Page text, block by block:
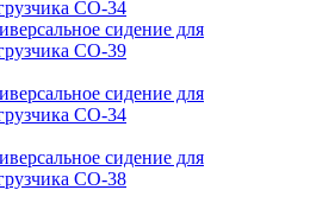
CO-34
сидение для
CO-39
сидение для
CO-34
сидение для
CO-38